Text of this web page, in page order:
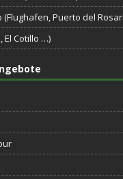
(Flughafen, Puerto del
El Cotillo …)